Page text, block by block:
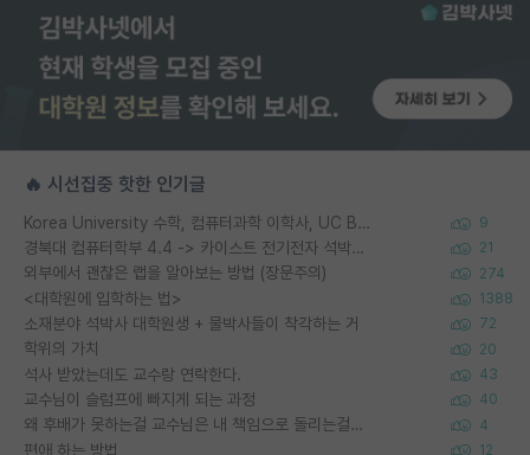
🔥 시선집중 핫한 인기글
Korea University 수학, 컴퓨터과학 이학사, UC Berkeley 산업공학 대학원 공학박사가 되는 것은 쉽지 않겠죠? 9
경북대 컴퓨터학부 4.4 -> 카이스트 전기전자 석박사통합과정 합격 21
외부에서 괜찮은 랩을 알아보는 방법 (장문주의) 274
<대학원에 입학하는 법> 1388
소재분야 석박사 대학원생 + 물박사들이 착각하는 거 72
학위의 가치 20
석사 받았는데도 교수랑 연락한다. 43
교수님이 슬럼프에 빠지게 되는 과정 40
왜 후배가 못하는걸 교수님은 내 책임으로 돌리는걸까요? 4
편애 하는 방법 12